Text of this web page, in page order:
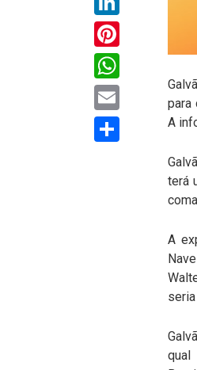
WhatsApp
Compartilhar
para
A
terá
A